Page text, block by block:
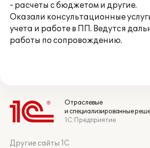
- расчеты с бюджетом и другие.
Оказали консультационные
учета и работе в ПП. Ведутся
работы по сопровождению.
Отраслевые
и специализированные
1С:Предприятие
Другие сайты 1С